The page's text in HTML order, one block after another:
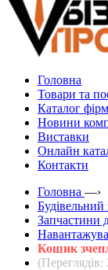
Головна
Товари та
Каталог фірм
Новини
Виставки
Онлайн
Контакти
Головна —›
Запчастини
Кошик
(Переглядів: